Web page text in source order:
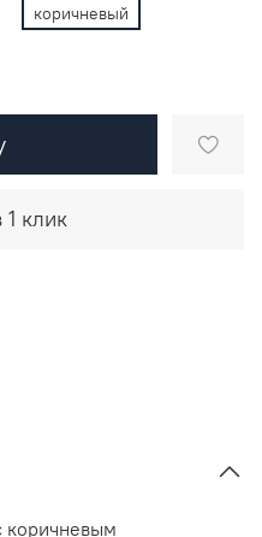
коричневый
1 клик
коричневым